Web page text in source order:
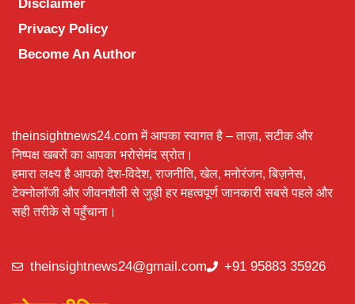
Disclaimer
Privacy Policy
Become An Author
theinsightnews24.com में आपका स्वागत है – ताज़ा, सटीक और
निष्पक्ष खबरों का आपका भरोसेमंद स्रोत।
हमारा लक्ष्य है आपको देश-विदेश, राजनीति, खेल, मनोरंजन, बिज़नेस,
टेक्नोलॉजी और जीवनशैली से जुड़ी हर महत्वपूर्ण जानकारी सबसे पहले और
सही तरीके से पहुँचाना।
theinsightnews24@gmail.com +91 95883 35926